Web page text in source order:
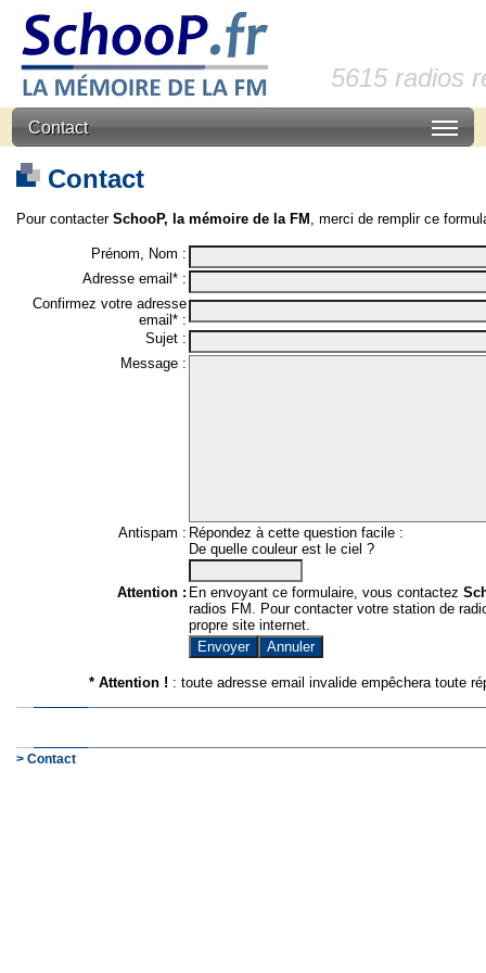
5615 radios
Contact
Contact
Pour contacter SchooP, la mémoire de la FM , merci de remplir ce
Prénom, Nom :
Adresse email* :
Confirmez votre adresse
email* :
Sujet :
Message :
Antispam : Répondez à cette question facile :
De quelle couleur est le ciel ?
Attention : En envoyant ce formulaire, vous contactez
radios FM. Pour contacter votre station de
propre site internet.
* Attention ! : toute adresse email invalide empêchera toute
> Contact